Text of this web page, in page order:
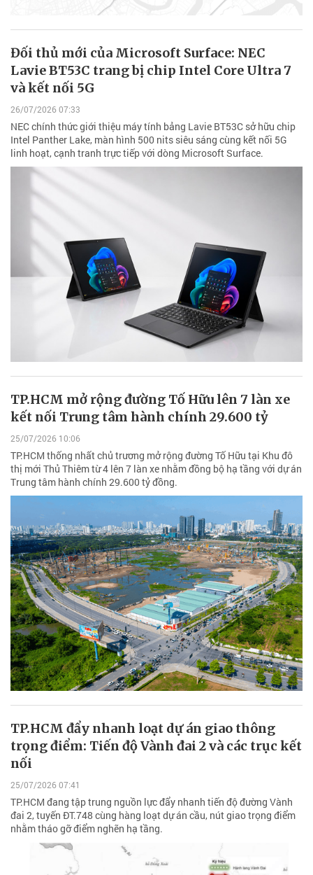
Đối thủ mới của Microsoft Surface: NEC
Lavie BT53C trang bị chip Intel Core Ultra 7
và kết nối 5G
26/07/2026 07:33
NEC chính thức giới thiệu máy tính bảng Lavie BT53C sở hữu chip
Intel Panther Lake, màn hình 500 nits siêu sáng cùng kết nối 5G
linh hoạt, cạnh tranh trực tiếp với dòng Microsoft Surface.
TP.HCM mở rộng đường Tố Hữu lên 7 làn xe
kết nối Trung tâm hành chính 29.600 tỷ
25/07/2026 10:06
TP.HCM thống nhất chủ trương mở rộng đường Tố Hữu tại Khu đô
thị mới Thủ Thiêm từ 4 lên 7 làn xe nhằm đồng bộ hạ tầng với dự án
Trung tâm hành chính 29.600 tỷ đồng.
TP.HCM đẩy nhanh loạt dự án giao thông
trọng điểm: Tiến độ Vành đai 2 và các trục kết
nối
25/07/2026 07:41
TP.HCM đang tập trung nguồn lực đẩy nhanh tiến độ đường Vành
đai 2, tuyến ĐT.748 cùng hàng loạt dự án cầu, nút giao trọng điểm
nhằm tháo gỡ điểm nghẽn hạ tầng.